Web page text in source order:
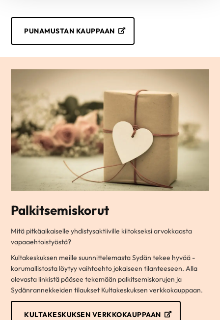
PUNAMUSTAN KAUPPAAN
Palkitsemiskorut
Mitä pitkäaikaiselle yhdistysaktiiville kiitokseksi arvokkaasta
vapaaehtoistyöstä?
Kultakeskuksen meille suunnittelemasta Sydän tekee hyvää -
korumallistosta löytyy vaihtoehto jokaiseen tilanteeseen. Alla
olevasta linkistä pääsee tekemään palkitsemiskorujen ja
Sydänrannekkeiden tilaukset Kultakeskuksen verkkokauppaan.
KULTAKESKUKSEN VERKKOKAUPPAAN